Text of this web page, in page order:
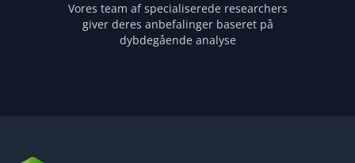
Vores team af specialiserede researchers
giver deres anbefalinger baseret på
dybdegående analyse